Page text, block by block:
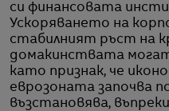
си финансовата
Ускоряването на
стабилният ръст на
домакинствата
като признак, че
еврозоната започва
възстановява,